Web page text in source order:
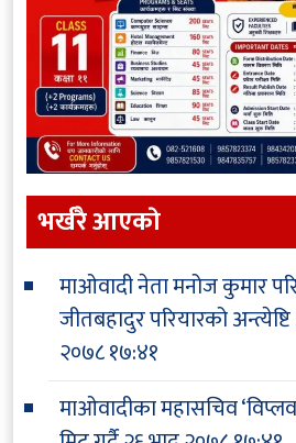
भर्खरै आएकाे
माओवादी नेता मनोज कुमार
जीतबहादुर परियारको
२०७८ १७:४१
माओवादीका महासचिव